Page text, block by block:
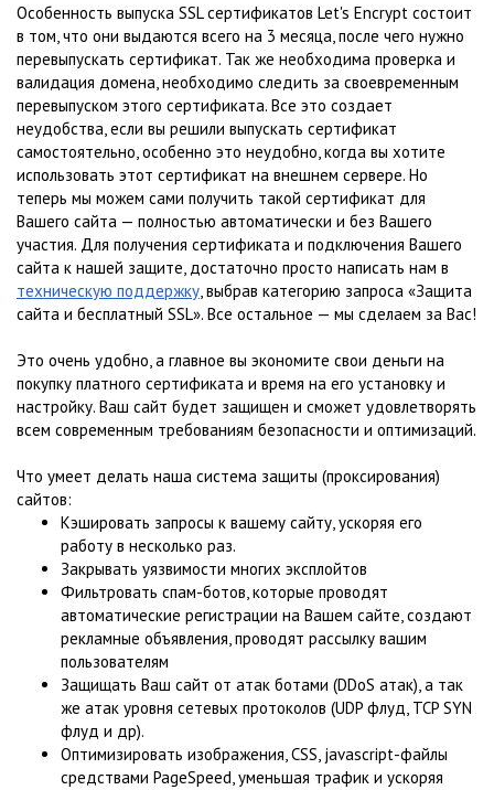
Особенность выпуска SSL сертификатов Let's Encrypt состоит
в том, что они выдаются всего на 3 месяца, после чего нужно
перевыпускать сертификат. Так же необходима проверка и
валидация домена, необходимо следить за своевременным
перевыпуском этого сертификата. Все это создает
неудобства, если вы решили выпускать сертификат
самостоятельно, особенно это неудобно, когда вы хотите
использовать этот сертификат на внешнем сервере. Но
теперь мы можем сами получить такой сертификат для
Вашего сайта — полностью автоматически и без Вашего
участия. Для получения сертификата и подключения Вашего
сайта к нашей защите, достаточно просто написать нам в
техническую поддержку , выбрав категорию запроса «Защита
сайта и бесплатный SSL». Все остальное — мы сделаем за Вас!
Это очень удобно, а главное вы экономите свои деньги на
покупку платного сертификата и время на его установку и
настройку. Ваш сайт будет защищен и сможет удовлетворять
всем современным требованиям безопасности и оптимизаций.
Что умеет делать наша система защиты (проксирования)
сайтов:
Кэшировать запросы к вашему сайту, ускоряя его
работу в несколько раз.
Закрывать уязвимости многих эксплойтов
Фильтровать спам-ботов, которые проводят
автоматические регистрации на Вашем сайте, создают
рекламные объявления, проводят рассылку вашим
пользователям
Защищать Ваш сайт от атак ботами (DDoS атак), а так
же атак уровня сетевых протоколов (UDP флуд, TCP SYN
флуд и др).
Оптимизировать изображения, CSS, javascript-файлы
средствами PageSpeed, уменьшая трафик и ускоряя